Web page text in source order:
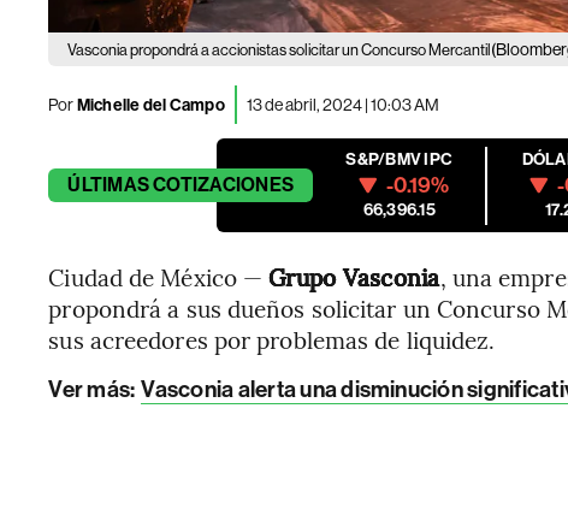
Vasconia propondrá a accionistas solicitar un Concurso Mercantil
PorMichelle del Campo 13 de abril, 2024 | 10:03 AM
ÚLTIMASCOTIZACIONES
S&P/BMV IPC
-0.19%
66,396.15
Ciudad de México —Grupo Vasconia, una
propondrá a sus dueños solicitar un Concurso
sus acreedores por problemas de liquidez.
Ver más: Vasconia alerta una disminución